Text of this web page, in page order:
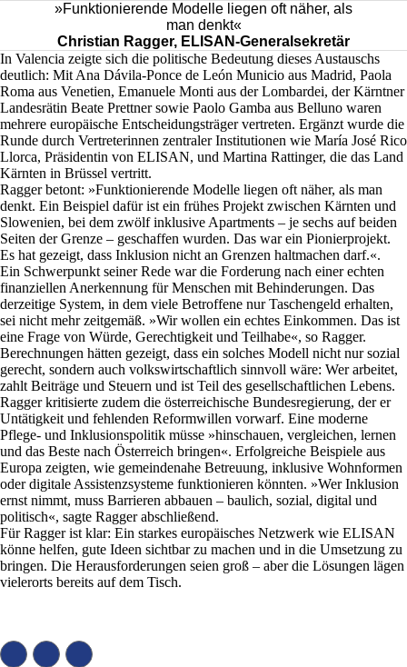
»Funktionierende Modelle liegen oft näher, als
man denkt«
Christian Ragger, ELISAN-Generalsekretär
In Valencia zeigte sich die politische Bedeutung dieses Austauschs
deutlich: Mit Ana Dávila-Ponce de León Municio aus Madrid, Paola
Roma aus Venetien, Emanuele Monti aus der Lombardei, der Kärntner
Landesrätin Beate Prettner sowie Paolo Gamba aus Belluno waren
mehrere europäische Entscheidungsträger vertreten. Ergänzt wurde die
Runde durch Vertreterinnen zentraler Institutionen wie María José Rico
Llorca, Präsidentin von ELISAN, und Martina Rattinger, die das Land
Kärnten in Brüssel vertritt.
Ragger betont: »Funktionierende Modelle liegen oft näher, als man
denkt. Ein Beispiel dafür ist ein frühes Projekt zwischen Kärnten und
Slowenien, bei dem zwölf inklusive Apartments – je sechs auf beiden
Seiten der Grenze – geschaffen wurden. Das war ein Pionierprojekt.
Es hat gezeigt, dass Inklusion nicht an Grenzen haltmachen darf.«.
Ein Schwerpunkt seiner Rede war die Forderung nach einer echten
finanziellen Anerkennung für Menschen mit Behinderungen. Das
derzeitige System, in dem viele Betroffene nur Taschengeld erhalten,
sei nicht mehr zeitgemäß. »Wir wollen ein echtes Einkommen. Das ist
eine Frage von Würde, Gerechtigkeit und Teilhabe«, so Ragger.
Berechnungen hätten gezeigt, dass ein solches Modell nicht nur sozial
gerecht, sondern auch volkswirtschaftlich sinnvoll wäre: Wer arbeitet,
zahlt Beiträge und Steuern und ist Teil des gesellschaftlichen Lebens.
Ragger kritisierte zudem die österreichische Bundesregierung, der er
Untätigkeit und fehlenden Reformwillen vorwarf. Eine moderne
Pflege- und Inklusionspolitik müsse »hinschauen, vergleichen, lernen
und das Beste nach Österreich bringen«. Erfolgreiche Beispiele aus
Europa zeigten, wie gemeindenahe Betreuung, inklusive Wohnformen
oder digitale Assistenzsysteme funktionieren könnten. »Wer Inklusion
ernst nimmt, muss Barrieren abbauen – baulich, sozial, digital und
politisch«, sagte Ragger abschließend.
Für Ragger ist klar: Ein starkes europäisches Netzwerk wie ELISAN
könne helfen, gute Ideen sichtbar zu machen und in die Umsetzung zu
bringen. Die Herausforderungen seien groß – aber die Lösungen lägen
vielerorts bereits auf dem Tisch.